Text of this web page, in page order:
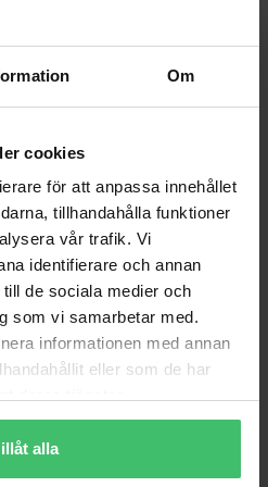
Om
cookies
för att anpassa innehållet
tillhandahålla funktioner
vår trafik. Vi
identifierare och annan
de sociala medier och
som vi samarbetar med.
informationen med annan
eller som de har
alla
löpteknik som bygger upp